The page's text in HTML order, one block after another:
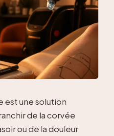
est une solution
de la corvée
ou de la douleur